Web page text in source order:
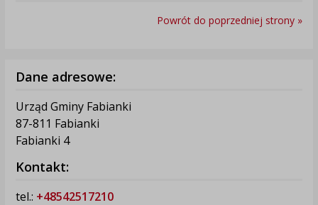
Powrót do poprzedniej strony »
Dane adresowe:
Urząd Gminy Fabianki
87-811 Fabianki
Fabianki 4
Kontakt:
tel.: +48542517210